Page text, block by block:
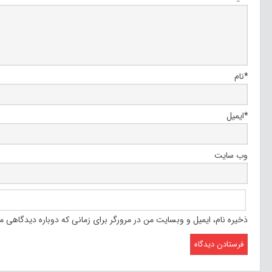
نام*
ایمیل*
وب‌ سایت
ذخیره نام، ایمیل و وبسایت من در مرورگر برای زمانی که دوباره